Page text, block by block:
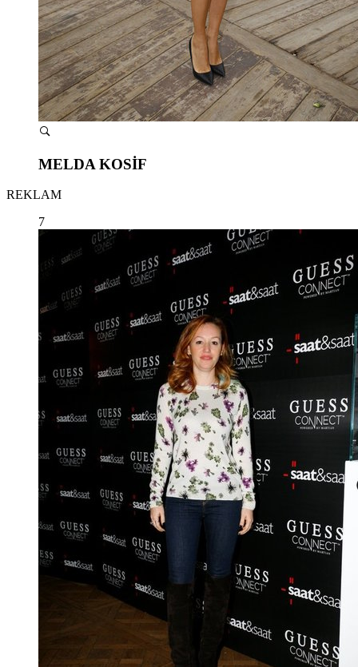
MELDA KOSİF
REKLAM
7